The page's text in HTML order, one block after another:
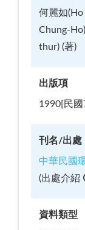
何麗如(Ho
Chung-Ho)
thur) (著)
出版項
1990[民國
刊名/出處
中華民國
(出處介紹
資料類型